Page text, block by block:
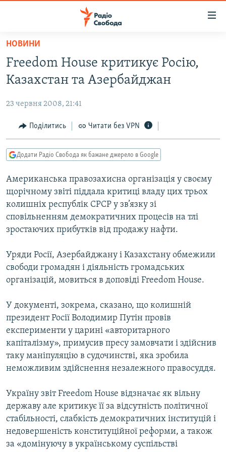
Перейти
основного
матеріалу
до
навігації
Перейти
до
РАДІО СВОБОДА – 70 РОКІВ
ПОЛІТИКА
ЕКОНОМІКА
КУЛЬТУРА
СПОРТ
УКРАЇНА
СВІТ
ВІЙНА
РОСІЙСЬКА «ФІЛЬТРАЦІЯ»
КРИМ.РЕАЛІЇ
ТИ ЯК?
СХЕМИ
КИТАЙ.ВИКЛИКИ
МУЛЬТИМЕДІА
ФОТО
СПЕЦПРОЄКТИ
КРИМ РЕАЛІЇ
РУС
УКР
КТАТ
ДОЛУЧАЙСЯ!
НОВИНИ
Freedom House критикує Росію,
Казахстан та Азербайджан
23 червня 2008, 21:41
Поділитись Читати без VPN
Додати Радіо Свобода як бажане джерело в Google
Американська правозахисна організація у своєму
щорічному звіті піддала критиці владу цих трьох
колишніх республік СРСР у зв’язку зі
сповільненням демократичних процесів на тлі
зростаючих прибутків від продажу нафти.
Уряди Росії, Азербайджану і Казахстану обмежили
свободи громадян і діяльність громадських
організацій, мовиться в доповіді Freedom House.
У документі, зокрема, сказано, що колишній
президент Росії Володимир Путін провів
експерименти у царині «авторитарного
капіталізму», примусив пресу замовчати і здійснив
таку маніпуляцію в судочинстві, яка зробила
неможливим здійснення незалежного правосуддя.
Україну звіт Freedom House відзначає як вільну
державу але критикує її за відсутність політичної
стабільності, слабкість демократичних інституцій і
недовершеність конституційної реформи, а також
за «домінуючу в українському суспільстві